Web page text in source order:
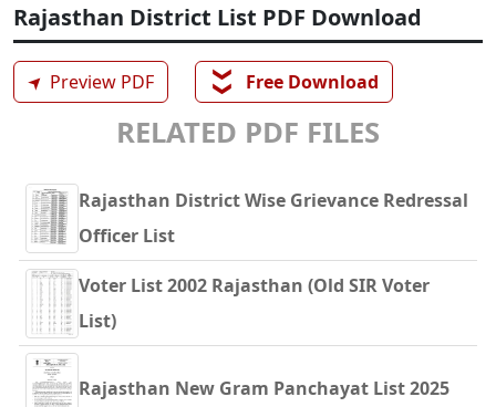
Rajasthan District List PDF Download
➤ Preview PDF ❯❯ Free Download
RELATED PDF FILES
Rajasthan District Wise Grievance Redressal
Officer List
Voter List 2002 Rajasthan (Old SIR Voter
List)
Rajasthan New Gram Panchayat List 2025